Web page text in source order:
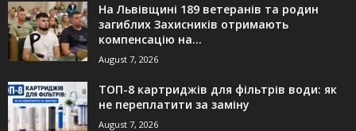
На Львівщині 189 ветеранів та родин
загиблих Захисників отримають
компенсацію на...
August 7, 2026
ТОП-8 картриджів для фільтрів води: як
не переплатити за заміну
August 7, 2026